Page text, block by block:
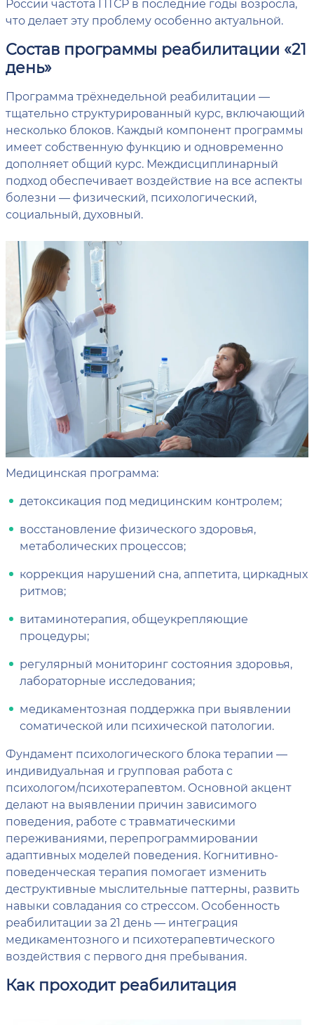
России частота ПТСР в последние годы возросла,
что делает эту проблему особенно актуальной.
Состав программы реабилитации «21
день»
Программа трёхнедельной реабилитации —
тщательно структурированный курс, включающий
несколько блоков. Каждый компонент программы
имеет собственную функцию и одновременно
дополняет общий курс. Междисциплинарный
подход обеспечивает воздействие на все аспекты
болезни — физический, психологический,
социальный, духовный.
Медицинская программа:
детоксикация под медицинским контролем;
восстановление физического здоровья,
метаболических процессов;
коррекция нарушений сна, аппетита, циркадных
ритмов;
витаминотерапия, общеукрепляющие
процедуры;
регулярный мониторинг состояния здоровья,
лабораторные исследования;
медикаментозная поддержка при выявлении
соматической или психической патологии.
Фундамент психологического блока терапии —
индивидуальная и групповая работа с
психологом/психотерапевтом. Основной акцент
делают на выявлении причин зависимого
поведения, работе с травматическими
переживаниями, перепрограммировании
адаптивных моделей поведения. Когнитивно-
поведенческая терапия помогает изменить
деструктивные мыслительные паттерны, развить
навыки совладания со стрессом. Особенность
реабилитации за 21 день — интеграция
медикаментозного и психотерапевтического
воздействия с первого дня пребывания.
Как проходит реабилитация